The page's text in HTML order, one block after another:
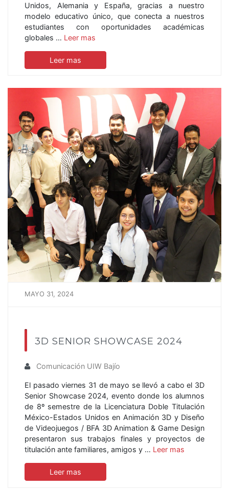
Unidos, Alemania y España, gracias a nuestro
modelo educativo único, que conecta a nuestros
estudiantes con oportunidades académicas
globales … Leer mas
Leer mas
MAYO 31, 2024
3D SENIOR SHOWCASE 2024
Comunicación UIW Bajío
El pasado viernes 31 de mayo se llevó a cabo el 3D
Senior Showcase 2024, evento donde los alumnos
de 8º semestre de la Licenciatura Doble Titulación
México-Estados Unidos en Animación 3D y Diseño
de Videojuegos / BFA 3D Animation & Game Design
presentaron sus trabajos finales y proyectos de
titulación ante familiares, amigos y … Leer mas
Leer mas